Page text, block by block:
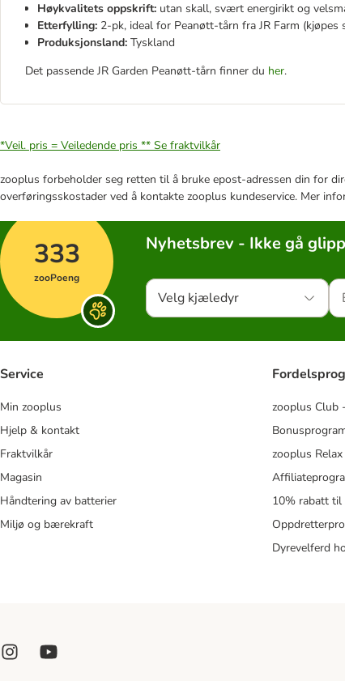
Høykvalitets oppskrift: utan skall, svært energirikt og
Etterfylling: 2-pk, ideal for Peanøtt-tårn fra JR Farm (kjøpes
Produksjonsland: Tyskland
Det passende JR Garden Peanøtt-tårn finner du her.
*Veil. pris = Veiledende pris ** Se fraktvilkår
zooplus forbeholder seg retten til å bruke epost-adressen din for
overføringsskostader ved å kontakte zooplus kundeservice. Mer
333
zooPoeng
Nyhetsbrev - Ikke gå
Velg kjæledyr
Service
Min zooplus
Hjelp & kontakt
Fraktvilkår
Magasin
Håndtering av batterier
Miljø og bærekraft
zooplus Club
zooplus
10% rabatt til
Dyrevelferd